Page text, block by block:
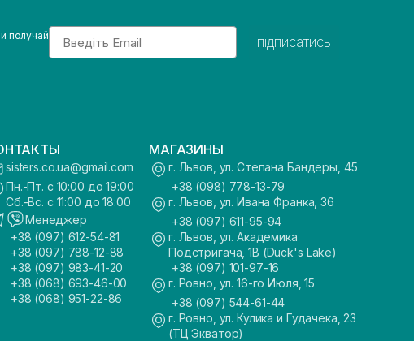
и получайEmail
підписатись
sisters.co.ua@gmail.com
Пн.-Пт. с 10:00 до 19:00
Сб.-Вс. с 11:00 до 18:00
Менеджер
+38 (097) 612-54-81
+38 (097) 788-12-88
+38 (097) 983-41-20
+38 (068) 693-46-00
+38 (068) 951-22-86
МАГАЗИНЫ
г. Львов, ул. Степана Бандеры, 45
+38 (098) 778-13-79
г. Львов, ул. Ивана Франка, 36
+38 (097) 611-95-94
г. Львов, ул. Академика
Подстригача, 1В (Duck's Lake)
+38 (097) 101-97-16
г. Ровно, ул. 16-го Июля, 15
+38 (097) 544-61-44
г. Ровно, ул. Кулика и Гудачека, 23
(ТЦ Экватор)